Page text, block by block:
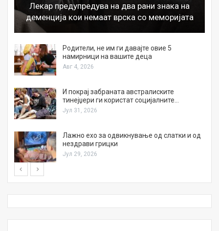
Лекар предупредува на два рани знака на
деменција кои немаат врска со меморијата
Родители, не им ги давајте овие 5
намирници на вашите деца
Авг 4, 2026
И покрај забраната австралиските
тинејџери ги користат социјалните…
Јул 31, 2026
Лажно ехо за одвикнување од слатки и од
нездрави грицки
Јул 29, 2026